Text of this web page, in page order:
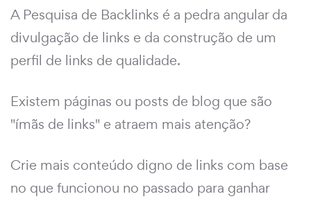
A Pesquisa de Backlinks é a pedra angular da
divulgação de links e da construção de um
perfil de links de qualidade.
Existem páginas ou posts de blog que são
"ímãs de links" e atraem mais atenção?
Crie mais conteúdo digno de links com base
no que funcionou no passado para ganhar